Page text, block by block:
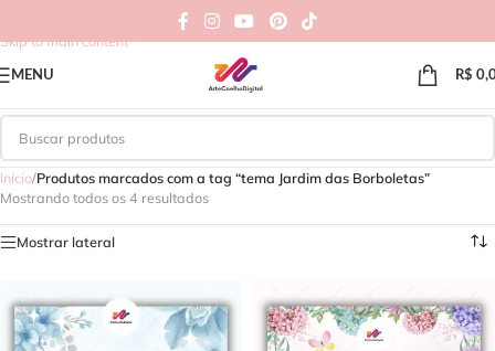
Skip to main content
MENU R$
Início/Produtos marcados com a tag “tema Jardim das Borboletas”
Mostrando todos os 4 resultados
Mostrar lateral